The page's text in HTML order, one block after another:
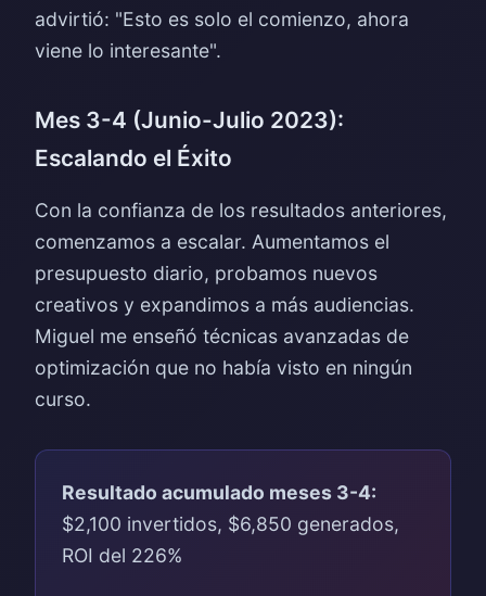
advirtió: "Esto es solo el comienzo, ahora
viene lo interesante".
Mes 3-4 (Junio-Julio 2023):
Escalando el Éxito
Con la confianza de los resultados anteriores,
comenzamos a escalar. Aumentamos el
presupuesto diario, probamos nuevos
creativos y expandimos a más audiencias.
Miguel me enseñó técnicas avanzadas de
optimización que no había visto en ningún
curso.
Resultado acumulado meses 3-4:
$2,100 invertidos, $6,850 generados,
ROI del 226%